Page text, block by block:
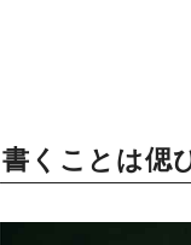
書くことは偲